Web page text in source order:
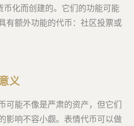
币化而创建的。它们的功能可能
有额外功能的代币：社区投票或
义
可能不像是严肃的资产，但它们
影响不容小觑。表情代币可以做